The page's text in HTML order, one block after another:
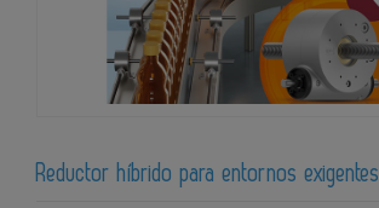
Reductor híbrido para entornos exigentes